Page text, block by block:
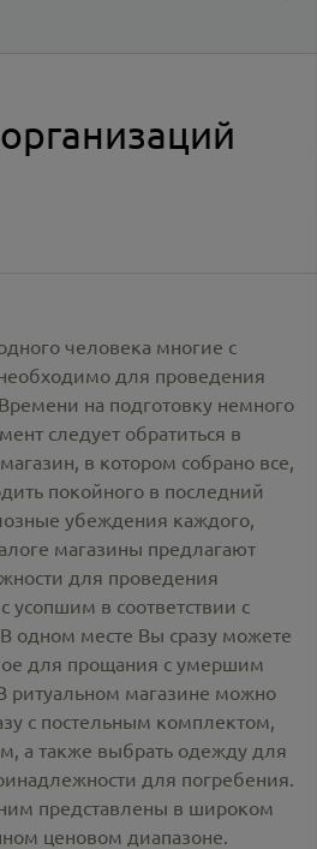
человека многие с
для проведения
на подготовку немного
следует обратиться в
в котором собрано все,
покойного в последний
убеждения каждого,
магазины предлагают
для проведения
в соответствии с
одном месте Вы сразу можете
для прощания с умершим
ритуальном магазине можно
с постельным комплектом,
а также выбрать одежду для
для погребения.
представлены в широком
ценовом диапазоне.